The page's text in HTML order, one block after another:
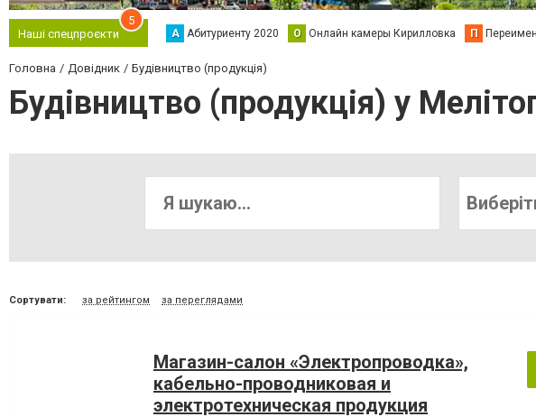
Наші спецпроєкти
5
А Абитуриенту 2020 О Онлайн камеры Кирилловка П
Головна Довідник Будівництво (продукція)
Будівництво (продукція) у
Сортувати: за рейтингом за переглядами
Магазин-салон «Электропроводка»,
кабельно-проводниковая и
электротехническая продукция